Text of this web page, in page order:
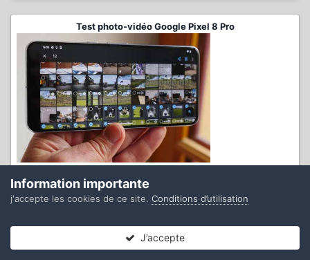
Test photo-vidéo Google Pixel 8 Pro
Test complet DJI Osmo Pocket 3
Information importante
j'accepte les cookies de ce site. Conditions d’utilisation
J’accepte